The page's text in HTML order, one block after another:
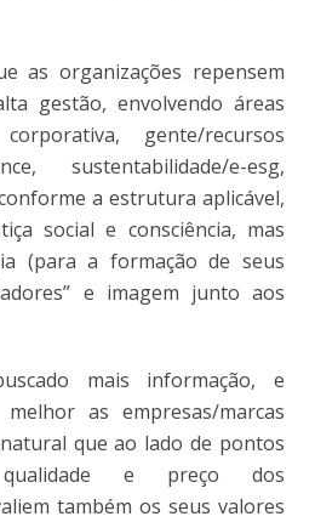
as organizações repensem
gestão, envolvendo áreas
gente/recursos
sustentabilidade/e-esg,
a estrutura aplicável,
social e consciência, mas
(para a formação de seus
e imagem junto aos
mais informação, e
as empresas/marcas
que ao lado de pontos
e preço dos
também os seus valores